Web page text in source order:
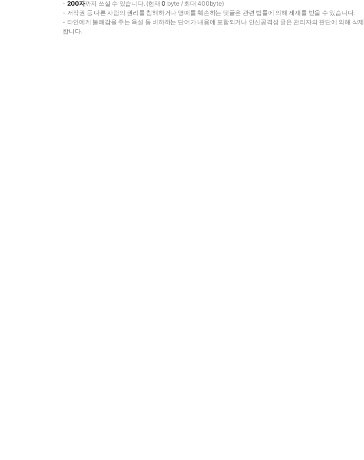
- 200자까지 쓰실 수 있습니다. (현재0 byte / 최대 400byte)
- 저작권 등 다른 사람의 권리를 침해하거나 명예를 훼손하는 댓글은 관련 법률에 의해 제재를 받을 수 있습니다.
- 타인에게 불쾌감을 주는 욕설 등 비하하는 단어가 내용에 포함되거나 인신공격성 글은 관리자의 판단에 의해 삭제
합니다.